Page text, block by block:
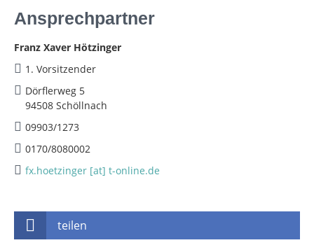
Ansprechpartner
Franz Xaver Hötzinger
1. Vorsitzender
Dörflerweg 5
94508 Schöllnach
09903/1273
0170/8080002
fx.hoetzinger [at] t-online.de
teilen